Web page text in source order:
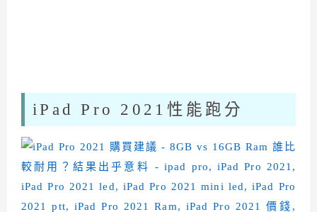
iPad Pro 2021性能跑分